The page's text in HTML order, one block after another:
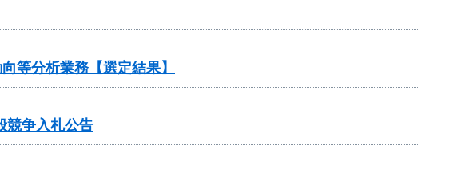
等分析業務【選定結果】
競争入札公告